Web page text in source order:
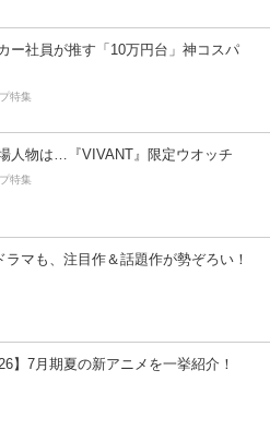
ー社員が推す「10万円台」神コスパ
特集
人物は…『VIVANT』限定ウオッチ
特集
ラマも、注目作＆話題作が勢ぞろい！
】7月期夏の新アニメを一挙紹介！